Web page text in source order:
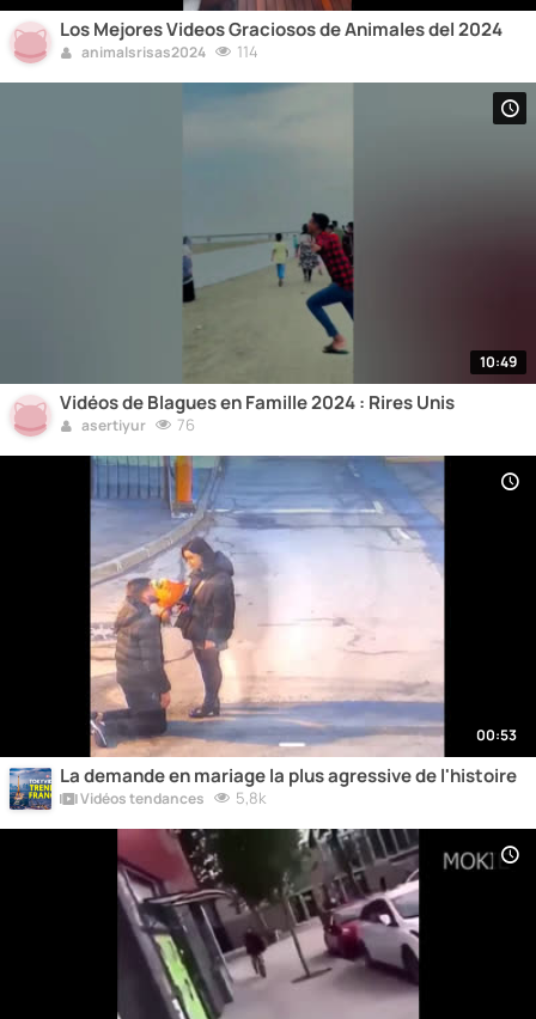
Los Mejores Videos Graciosos de Animales del 2024
animalsrisas2024 114
10:49
Vidéos de Blagues en Famille 2024 : Rires Unis
asertiyur 76
00:53
La demande en mariage la plus agressive de l'histoire
Vidéos tendances 5,8k